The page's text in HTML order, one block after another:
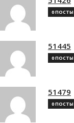
0 ПОСТЫ
51445
0 ПОСТЫ
51479
0 ПОСТЫ